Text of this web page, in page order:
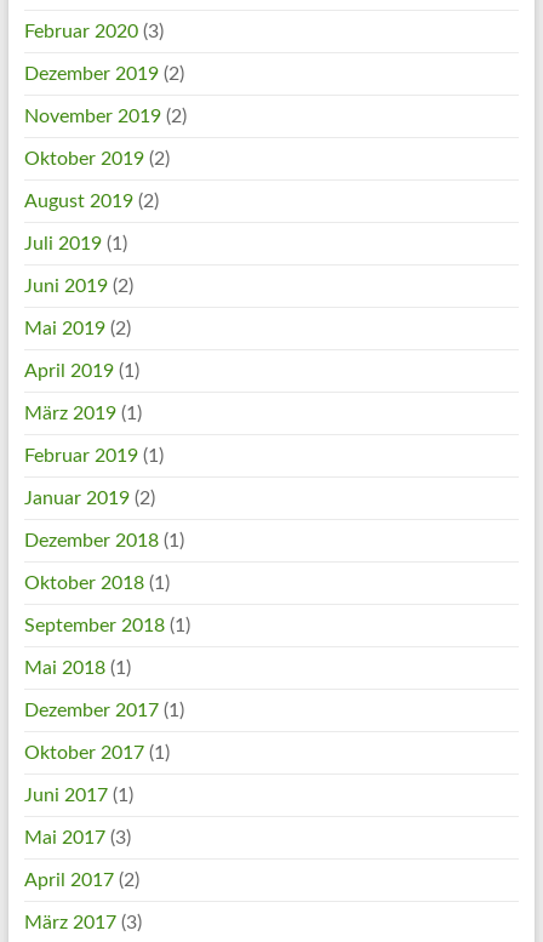
Februar 2020(3)
Dezember 2019(2)
November 2019(2)
Oktober 2019(2)
August 2019(2)
Juli 2019(1)
Juni 2019(2)
Mai 2019(2)
April 2019(1)
März 2019(1)
Februar 2019(1)
Januar 2019(2)
Dezember 2018(1)
Oktober 2018(1)
September 2018(1)
Mai 2018(1)
Dezember 2017(1)
Oktober 2017(1)
Juni 2017(1)
Mai 2017(3)
April 2017(2)
März 2017(3)